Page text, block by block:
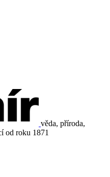
věda, příroda,
od roku 1871